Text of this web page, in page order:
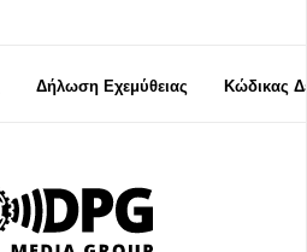
Δήλωση Εχεμύθειας Κώδικας